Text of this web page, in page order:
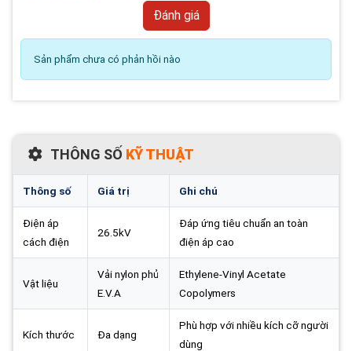
Sản phẩm chưa có phản hồi nào
THÔNG SỐ KỸ THUẬT
Thông số Giá trị Ghi chú
Điện áp
cách điện
26.5kV
Đáp ứng tiêu chuẩn an toàn
điện áp cao
Vật liệu
Vải nylon phủ
E.V.A
Ethylene-Vinyl Acetate
Copolymers
Kích thước Đa dạng
Phù hợp với nhiều kích cỡ người
dùng